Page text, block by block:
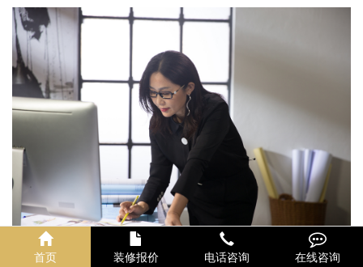
首页 装修报价 电话咨询 在线咨询